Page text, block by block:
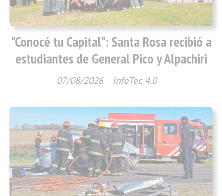
"Conocé tu Capital": Santa Rosa recibió a
estudiantes de General Pico y Alpachiri
InfoTec 4.0
07/08/2026